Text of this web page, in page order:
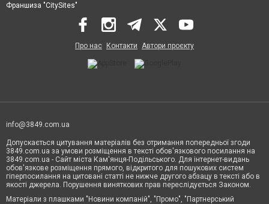
Франшиза "CitySites"
Про нас Контакти Автори проєкту
info@3849.com.ua
Допускається цитування матеріалів без отримання попередньої згоди
3849.com.ua за умови розміщення в тексті обов'язкового посилання на
3849.com.ua - Сайт міста Кам'янця-Подільського. Для інтернет-видань
обов'язкове розміщення прямого, відкритого для пошукових систем
гіперпосилання на цитовані статті не нижче другого абзацу в тексті або в
якості джерела. Порушення виняткових прав переслідується Законом.
Матеріали з плашками "Новини компаній", "Промо", "Партнерський